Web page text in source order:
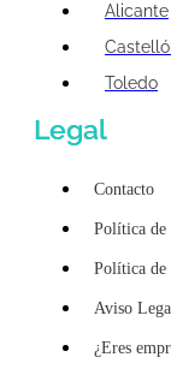
Alicante
Toledo
Legal
Contacto
Política de
Política de
Aviso
¿Eres